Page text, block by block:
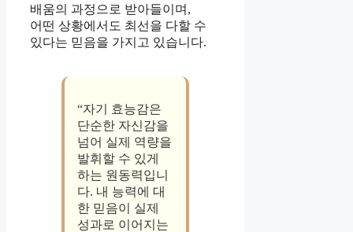
배움의 과정으로 받아들이며,
어떤 상황에서도 최선을 다할 수
있다는 믿음을 가지고 있습니다.
“자기 효능감은
단순한 자신감을
넘어 실제 역량을
발휘할 수 있게
하는 원동력입니
다. 내 능력에 대
한 믿음이 실제
성과로 이어지는